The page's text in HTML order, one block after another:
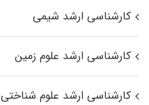
کارشناسی ارشد شیمی
کارشناسی ارشد علوم زمین
کارشناسی ارشد علوم شناختی